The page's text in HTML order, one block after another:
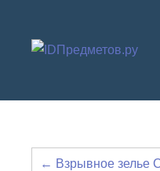
содержимому
← Взрывное зелье